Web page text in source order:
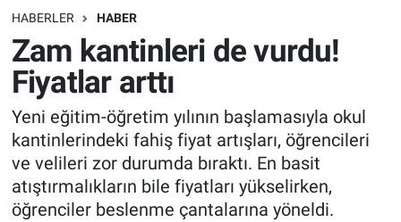
HABERLER HABER
Zam kantinleri de vurdu!
Fiyatlar arttı
Yeni eğitim-öğretim yılının başlamasıyla okul
kantinlerindeki fahiş fiyat artışları, öğrencileri
ve velileri zor durumda bıraktı. En basit
atıştırmalıkların bile fiyatları yükselirken,
öğrenciler beslenme çantalarına yöneldi.
Bilim turu
Bilim ve Teknoloji Evreni
Doğa Konuşuyor
Dünya
Ege Saati
Dünya
Teknoloji
Sağlık
Spor
Yayın Akışı
Trafik Durumu
Süper Lig Puan Durumu ve Fikstür
Tüm Manşetler
Son Dakika Haberleri
Haber Arşivi